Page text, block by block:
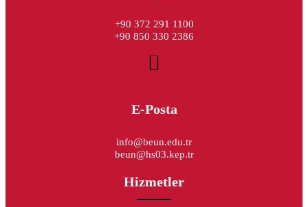
+90 372 291 1100
+90 850 330 2386
E-Posta
info@beun.edu.tr
beun@hs03.kep.tr
Hizmetler